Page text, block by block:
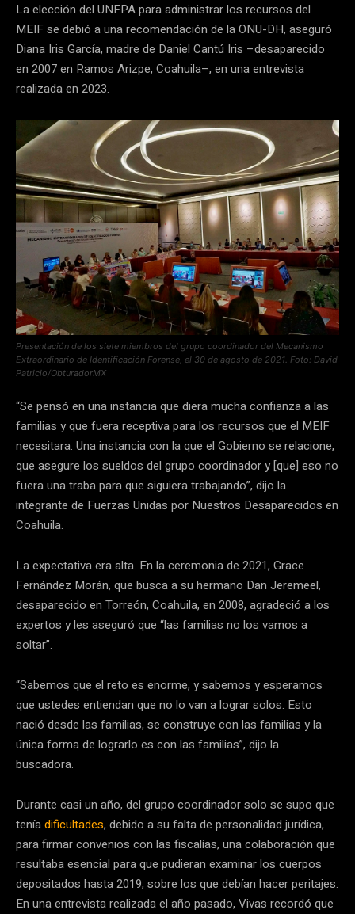
La elección del UNFPA para administrar los recursos del
MEIF se debió a una recomendación de la ONU-DH, aseguró
Diana Iris García, madre de Daniel Cantú Iris –desaparecido
en 2007 en Ramos Arizpe, Coahuila–, en una entrevista
realizada en 2023.
Presentación de los siete miembros del grupo coordinador del Mecanismo
Extraordinario de Identificación Forense, el 30 de agosto de 2021. Foto: David
Patricio/ObturadorMX
“Se pensó en una instancia que diera mucha confianza a las
familias y que fuera receptiva para los recursos que el MEIF
necesitara. Una instancia con la que el Gobierno se relacione,
que asegure los sueldos del grupo coordinador y [que] eso no
fuera una traba para que siguiera trabajando”, dijo la
integrante de Fuerzas Unidas por Nuestros Desaparecidos en
Coahuila.
La expectativa era alta. En la ceremonia de 2021, Grace
Fernández Morán, que busca a su hermano Dan Jeremeel,
desaparecido en Torreón, Coahuila, en 2008, agradeció a los
expertos y les aseguró que “las familias no los vamos a
soltar”.
“Sabemos que el reto es enorme, y sabemos y esperamos
que ustedes entiendan que no lo van a lograr solos. Esto
nació desde las familias, se construye con las familias y la
única forma de lograrlo es con las familias”, dijo la
buscadora.
Durante casi un año, del grupo coordinador solo se supo que
teníadificultades, debido a su falta de personalidad jurídica,
para firmar convenios con las fiscalías, una colaboración que
resultaba esencial para que pudieran examinar los cuerpos
depositados hasta 2019, sobre los que debían hacer peritajes.
En una entrevista realizada el año pasado, Vivas recordó que